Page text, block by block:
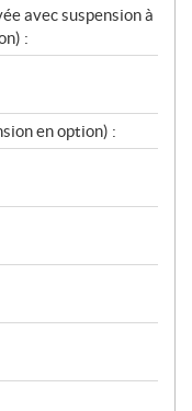
avec suspension à
:
en option) :